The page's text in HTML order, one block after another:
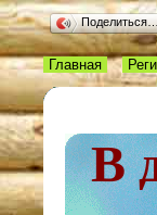
В
Главная